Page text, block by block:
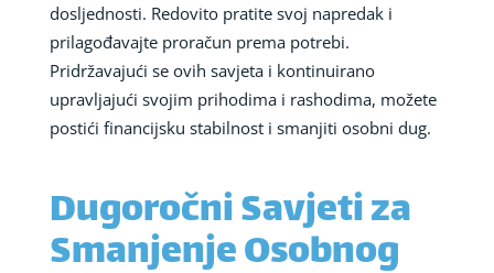
dosljednosti. Redovito pratite svoj napredak i
prilagođavajte proračun prema potrebi.
Pridržavajući se ovih savjeta i kontinuirano
upravljajući svojim prihodima i rashodima, možete
postići financijsku stabilnost i smanjiti osobni dug.
Dugoročni Savjeti za
Smanjenje Osobnog